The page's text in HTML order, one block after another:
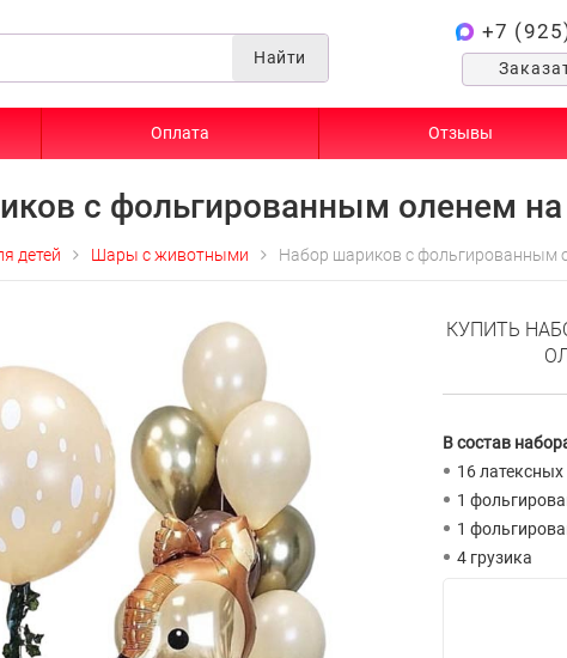
Найти
+7
Оплата Отзывы
с фольгированным оленем
детей Шары с животными Набор шариков с фольгированным
КУПИТЬ
В состав
16
1
1
4 грузика